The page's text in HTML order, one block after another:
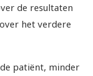
de resultaten
het verdere
patiënt, minder